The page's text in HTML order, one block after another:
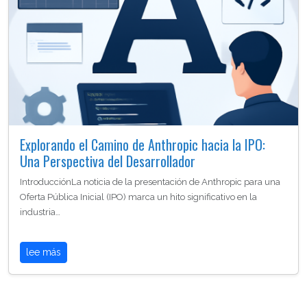
Explorando el Camino de Anthropic hacia la IPO:
Una Perspectiva del Desarrollador
IntroducciónLa noticia de la presentación de Anthropic para una
Oferta Pública Inicial (IPO) marca un hito significativo en la
industria…
lee más